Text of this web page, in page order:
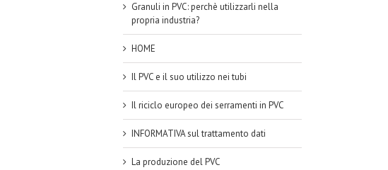
Granuli in PVC: perchè utilizzarli nella
propria industria?
HOME
Il PVC e il suo utilizzo nei tubi
Il riciclo europeo dei serramenti in PVC
INFORMATIVA sul trattamento dati
La produzione del PVC